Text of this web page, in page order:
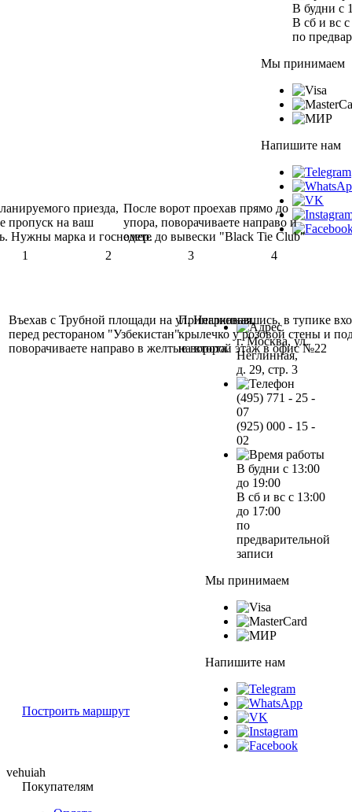
В будни с
В сб и вс
по
Мы принимаем
Напишите нам
приезда,
пропуск на ваш
Нужны марка и госномер.
1
2
Въехав с Трубной площади на ул. Неглинная,
перед рестораном "Узбекистан"
поворачиваете направо в желтые ворота.
После ворот проехав прямо до
упора, поворачиваете направо и
едете до вывески "Black Tie Club"
3
4
Припарковавшись, в тупике
крылечко у розовой стены и
на второй этаж в офис №22
Построить маршрут
г. Москва, ул.
Неглинная,
д. 29, стр. 3
(495) 771 - 25 -
07
(925) 000 - 15 -
02
В будни с 13:00
до 19:00
В сб и вс с 13:00
до 17:00
по
предварительной
записи
Мы принимаем
Напишите нам
vehuiah
Покупателям